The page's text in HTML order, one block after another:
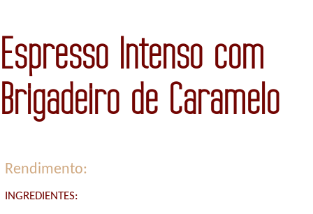
Espresso Intenso com
Brigadeiro de Caramelo
Rendimento:
INGREDIENTES: